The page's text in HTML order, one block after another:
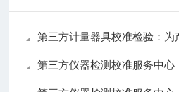
第三方计量器具校准检验：为
第三方仪器检测校准服务中心：确保